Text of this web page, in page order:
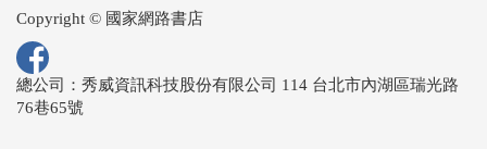
Copyright © 國家網路書店
總公司：秀威資訊科技股份有限公司 114 台北市內湖區瑞光路
76巷65號